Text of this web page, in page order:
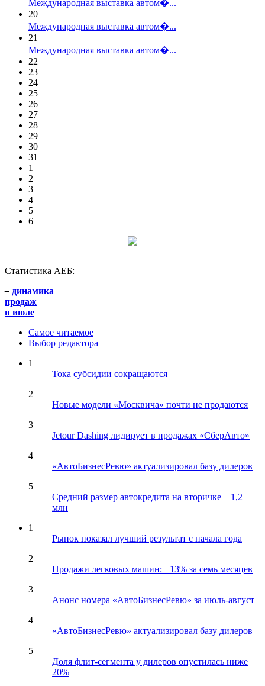
Международная выставка автом�...
20
Международная выставка автом�...
21
Международная выставка автом�...
22
23
24
25
26
27
28
29
30
31
1
2
3
4
5
6
Статистика АЕБ:
– динамика
продаж
в июле
Самое читаемое
Выбор редактора
1
Тока субсидии сокращаются
2
Новые модели «Москвича» почти не продаются
3
Jetour Dashing лидирует в продажах «СберАвто»
4
«АвтоБизнесРевю» актуализировал базу дилеров
5
Средний размер автокредита на вторичке – 1,2
млн
1
Рынок показал лучший результат с начала года
2
Продажи легковых машин: +13% за семь месяцев
3
Анонс номера «АвтоБизнесРевю» за июль-август
4
«АвтоБизнесРевю» актуализировал базу дилеров
5
Доля флит-сегмента у дилеров опустилась ниже
20%